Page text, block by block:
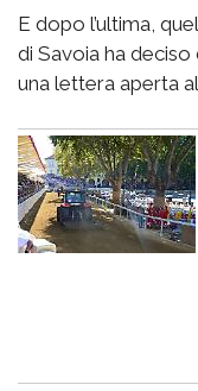
E dopo l’ultima,
di Savoia ha
una lettera aperta